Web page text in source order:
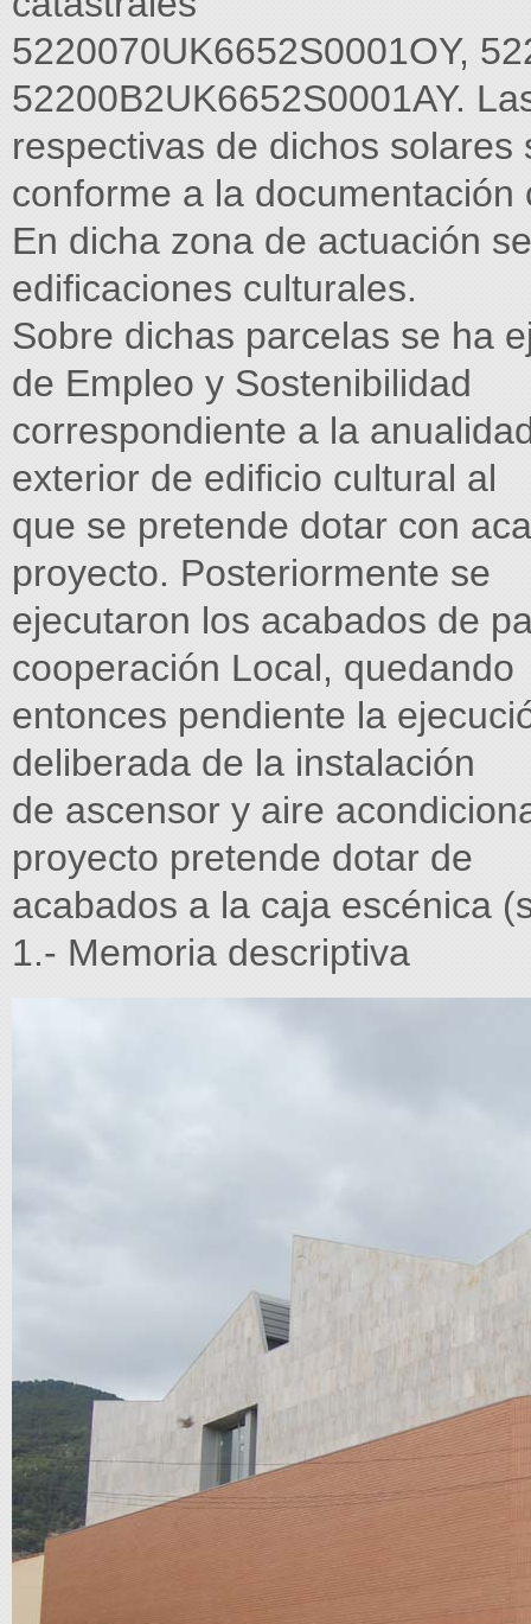
5220070UK6652S0001OY,
52200B2UK6652S0001AY.
respectivas de dichos
conforme a la documentación
En dicha zona de actuación
edificaciones culturales.
Sobre dichas parcelas se ha
de Empleo y Sostenibilidad
correspondiente a la
exterior de edificio cultural al
que se pretende dotar con
proyecto. Posteriormente se
ejecutaron los acabados de
cooperación Local, quedando
entonces pendiente la
deliberada de la instalación
de ascensor y aire
proyecto pretende dotar de
acabados a la caja escénica
1.- Memoria descriptiva